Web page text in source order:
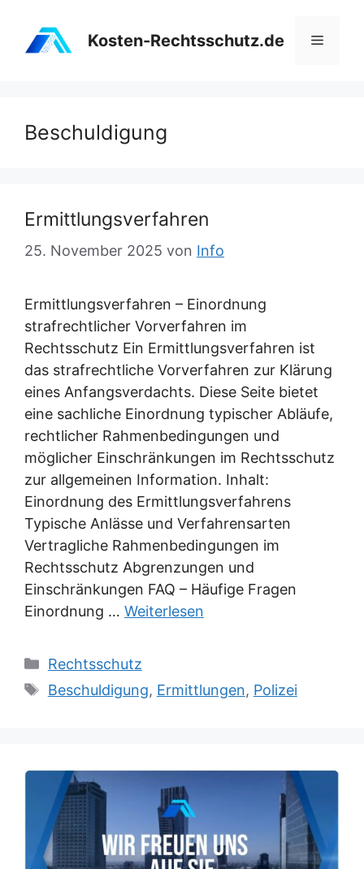
Inhalt
springen
Kosten-Rechtsschutz.de Menü
Beschuldigung
Ermittlungsverfahren
25. November 2025 von Info
Ermittlungsverfahren – Einordnung
strafrechtlicher Vorverfahren im
Rechtsschutz Ein Ermittlungsverfahren ist
das strafrechtliche Vorverfahren zur Klärung
eines Anfangsverdachts. Diese Seite bietet
eine sachliche Einordnung typischer Abläufe,
rechtlicher Rahmenbedingungen und
möglicher Einschränkungen im Rechtsschutz
zur allgemeinen Information. Inhalt:
Einordnung des Ermittlungsverfahrens
Typische Anlässe und Verfahrensarten
Vertragliche Rahmenbedingungen im
Rechtsschutz Abgrenzungen und
Einschränkungen FAQ – Häufige Fragen
Einordnung … Weiterlesen
Kategorien
Rechtsschutz
Schlagwörter
Beschuldigung, Ermittlungen, Polizei